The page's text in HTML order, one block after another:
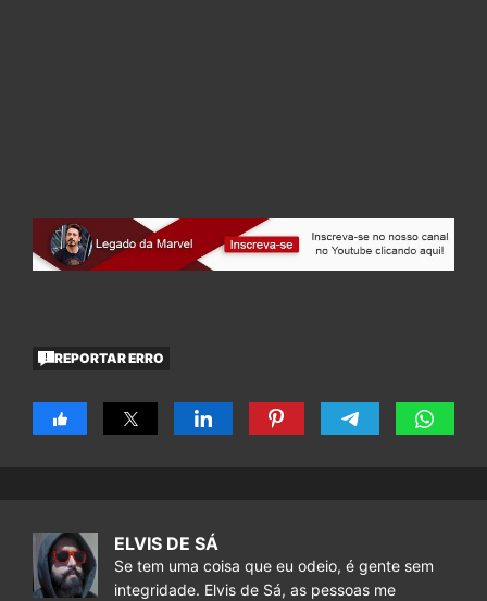
REPORTAR ERRO
ELVIS DE SÁ
Se tem uma coisa que eu odeio, é gente sem
integridade. Elvis de Sá, as pessoas me